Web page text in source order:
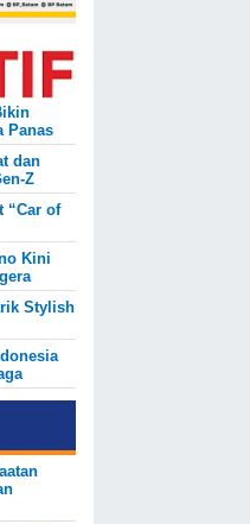
Panas
dan
Z
“Car of
Kini
Stylish